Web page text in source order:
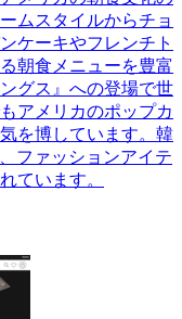
ムスタイルからチョ
ケーキやフレンチト
朝食メニューを豊富
グス』への登場で世
アメリカのポップカ
を博しています。韓
ファッションアイテ
ています。